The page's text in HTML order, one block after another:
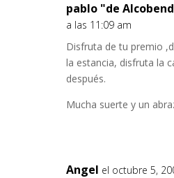
pablo "de
a las 11:09 am
Disfruta de tu premio
la estancia, disfruta la
después.
Mucha suerte y un
Angel el octubre 5,